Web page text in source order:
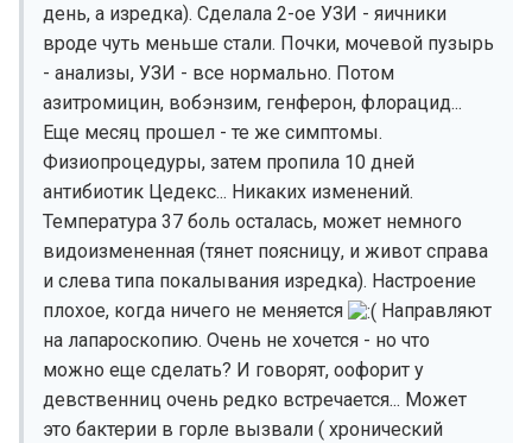
день, а изредка). Сделала 2-ое УЗИ - яичники
вроде чуть меньше стали. Почки, мочевой пузырь
- анализы, УЗИ - все нормально. Потом
азитромицин, вобэнзим, генферон, флорацид...
Еще месяц прошел - те же симптомы.
Физиопроцедуры, затем пропила 10 дней
антибиотик Цедекс... Никаких изменений.
Температура 37 боль осталась, может немного
видоизмененная (тянет поясницу, и живот справа
и слева типа покалывания изредка). Настроение
плохое, когда ничего не меняется
Направляют
на лапароскопию. Очень не хочется - но что
можно еще сделать? И говорят, оофорит у
девственниц очень редко встречается... Может
это бактерии в горле вызвали ( хронический